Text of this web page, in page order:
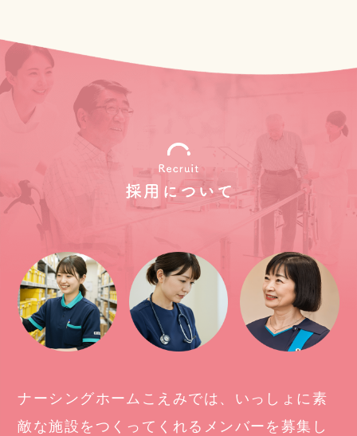
ナーシングホームこえみでは、いっしょに素
敵な施設をつくってくれるメンバーを募集し